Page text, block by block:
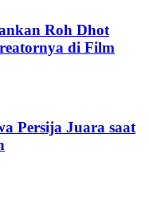
Roh Dhot
di Film
Persija Juara saat